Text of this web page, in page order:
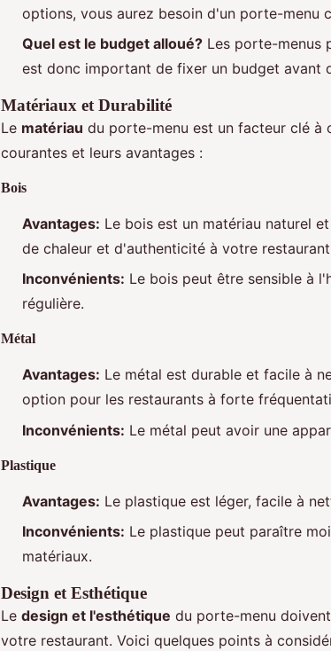
options, vous aurez besoin d'un porte-menu
Quel est le budget alloué? Les porte-menus
est donc important de fixer un budget avant
Matériaux et Durabilité
Le matériau du porte-menu est un facteur clé à
courantes et leurs avantages :
Bois
Avantages: Le bois est un matériau naturel
de chaleur et d'authenticité à votre
Inconvénients: Le bois peut être sensible à
régulière.
Métal
Avantages: Le métal est durable et facile à
option pour les restaurants à forte
Inconvénients: Le métal peut avoir une
Plastique
Avantages: Le plastique est léger, facile à
Inconvénients: Le plastique peut paraître
matériaux.
Design et Esthétique
Le design et l'esthétique du porte-menu
votre restaurant. Voici quelques points à